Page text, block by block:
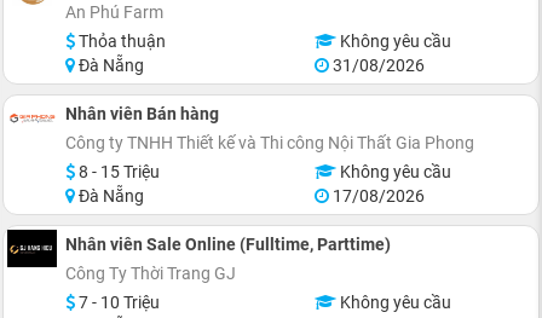
An Phú Farm
Thỏa thuận
Không yêu cầu
Đà Nẵng
31/08/2026
Nhân viên Bán hàng
Công ty TNHH Thiết kế và Thi công Nội Thất Gia Phong
8 - 15 Triệu
Không yêu cầu
Đà Nẵng
17/08/2026
Nhân viên Sale Online (Fulltime, Parttime)
Công Ty Thời Trang GJ
7 - 10 Triệu
Không yêu cầu